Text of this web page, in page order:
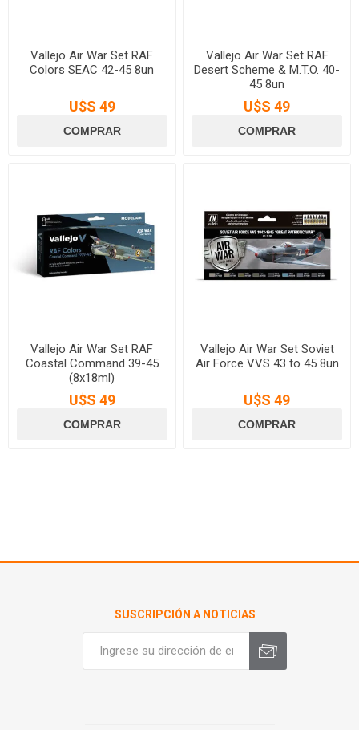
Vallejo Air War Set RAF
Colors SEAC 42-45 8un
U$S 49
Vallejo Air War Set RAF
Desert Scheme & M.T.O. 40-
45 8un
U$S 49
Vallejo Air War Set RAF
Coastal Command 39-45
(8x18ml)
U$S 49
Vallejo Air War Set Soviet
Air Force VVS 43 to 45 8un
U$S 49
SUSCRIPCIÓN A NOTICIAS